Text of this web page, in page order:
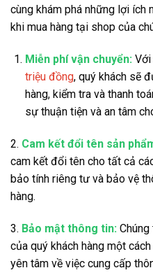
cùng khám phá những lợi ích
khi mua hàng tại shop của
Miễn phí vận chuyển:
triệu đồng, quý khách sẽ
hàng, kiểm tra và thanh
sự thuận tiện và an tâm
2. Cam kết đổi tên sản
cam kết đổi tên cho tất cả
bảo tính riêng tư và bảo vệ
hàng.
3. Bảo mật thông tin:
của quý khách hàng một
yên tâm về việc cung cấp